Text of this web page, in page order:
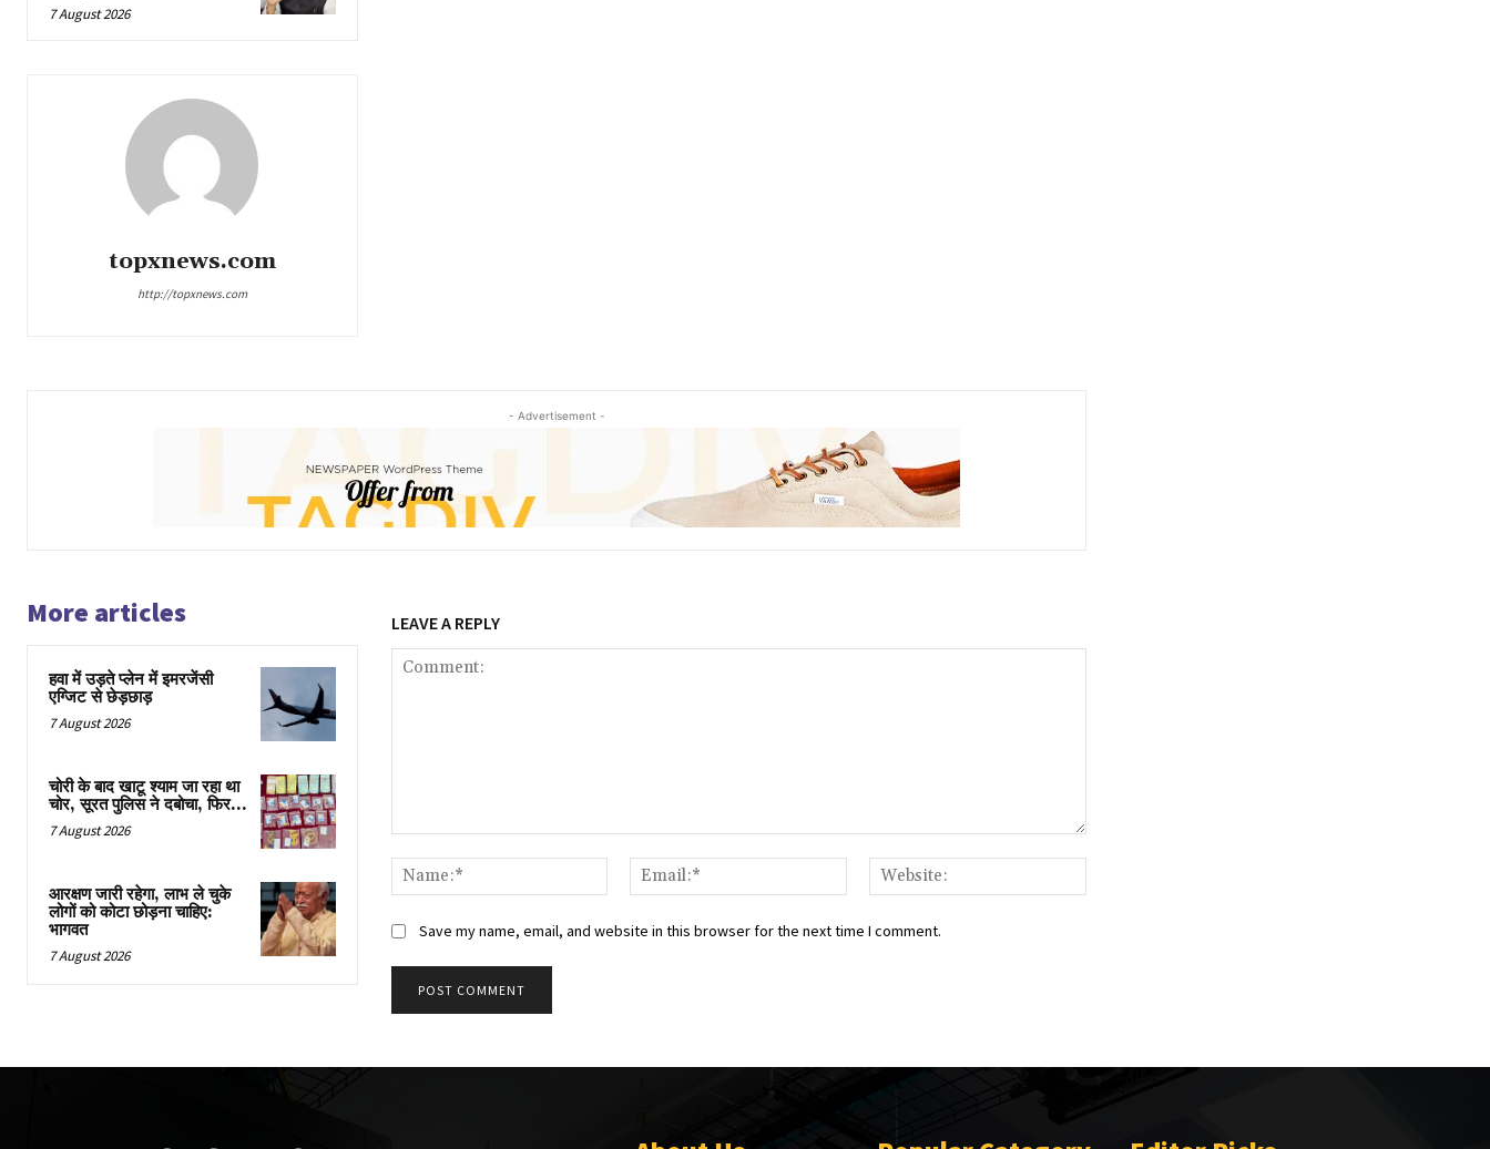
7 August 2026
topxnews.com
http://topxnews.com
- Advertisement -
More articles
हवा में उड़ते प्लेन में इमरजेंसी
एग्जिट से छेड़छाड़
7 August 2026
चोरी के बाद खाटू श्याम जा रहा था
चोर, सूरत पुलिस ने दबोचा, फिर…
7 August 2026
आरक्षण जारी रहेगा, लाभ ले चुके
लोगों को कोटा छोड़ना चाहिए:
भागवत
7 August 2026
LEAVE A REPLY
Name:*
Email:*
Save my name, email, and website in this browser for the next time I comment.